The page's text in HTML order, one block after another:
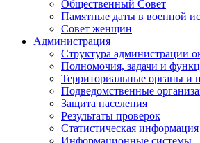
Общественный Совет
Памятные даты в военной
Совет женщин
Администрация
Структура администрации
Полномочия, задачи и
Территориальные органы и
Подведомственные
Защита населения
Результаты проверок
Статистическая информация